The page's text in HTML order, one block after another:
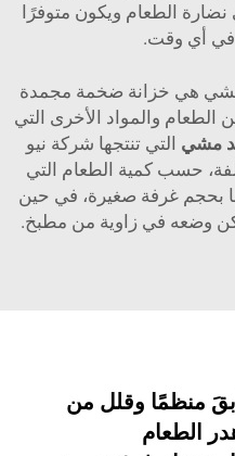
ويكون متوفرًا
ضخمة مجمدة
الأخرى التي
تنتجها شركة نيو
الطعام التي
صغيرة، في حين
زاوية من مطبخ.
وقلل من